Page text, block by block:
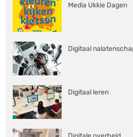
Media Ukkie Dagen
Digitaal
Digitaal leren